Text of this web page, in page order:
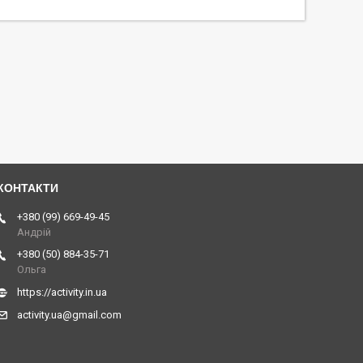
+380 (99) 669-49-45
Андрій
+380 (50) 884-35-71
Ольга
https://activity.in.ua
activity.ua@gmail.com